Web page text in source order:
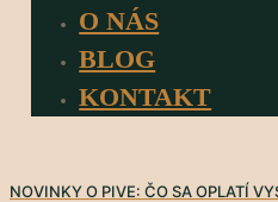
O NÁS
BLOG
KONTAKT
NOVINKY O PIVE: ČO SA OPLATÍ